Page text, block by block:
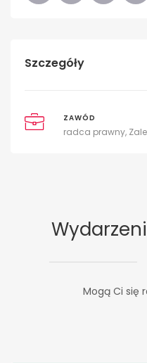
Szczegóły
ZAWÓD
radca prawny,
Mogą Ci się